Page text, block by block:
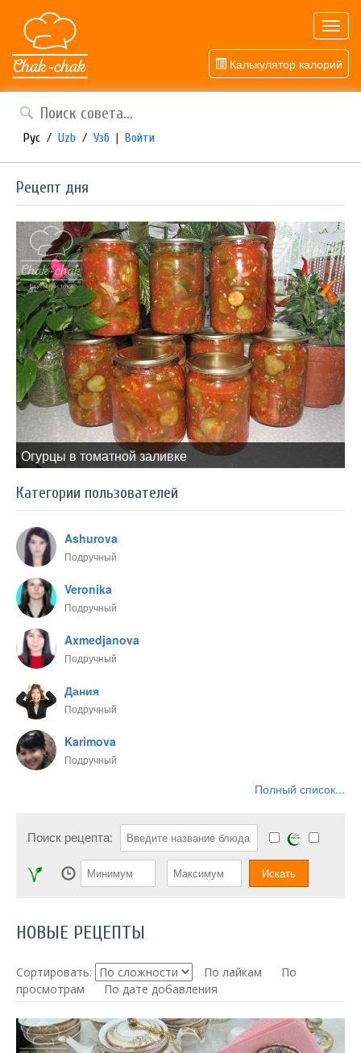
Калькулятор калорий
Рус / Uzb / Узб | Войти
Рецепт дня
Огурцы в томатной заливке
Категории пользователей
Ashurova
Подручный
Veronika
Подручный
Axmedjanova
Подручный
Дания
Подручный
Karimova
Подручный
Полный список...
Поиск рецепта:
НОВЫЕ РЕЦЕПТЫ
Сортировать: По лайкам
По
просмотрам
По дате добавления